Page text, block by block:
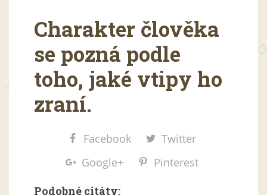
Charakter člověka
se pozná podle
toho, jaké vtipy ho
zraní.
Facebook
Twitter
Google+
Pinterest
Podobné citáty: